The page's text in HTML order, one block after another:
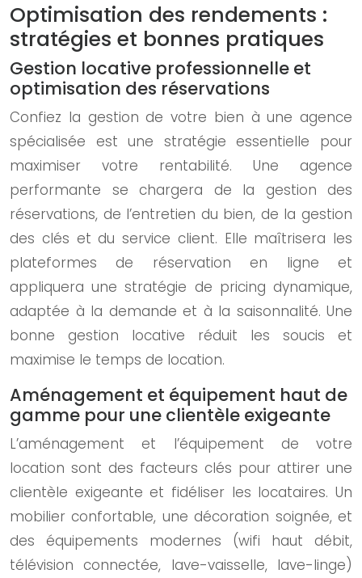
Optimisation des rendements :
stratégies et bonnes pratiques
Gestion locative professionnelle et
optimisation des réservations
Confiez la gestion de votre bien à une agence
spécialisée est une stratégie essentielle pour
maximiser votre rentabilité. Une agence
performante se chargera de la gestion des
réservations, de l’entretien du bien, de la gestion
des clés et du service client. Elle maîtrisera les
plateformes de réservation en ligne et
appliquera une stratégie de pricing dynamique,
adaptée à la demande et à la saisonnalité. Une
bonne gestion locative réduit les soucis et
maximise le temps de location.
Aménagement et équipement haut de
gamme pour une clientèle exigeante
L’aménagement et l’équipement de votre
location sont des facteurs clés pour attirer une
clientèle exigeante et fidéliser les locataires. Un
mobilier confortable, une décoration soignée, et
des équipements modernes (wifi haut débit,
télévision connectée, lave-vaisselle, lave-linge)